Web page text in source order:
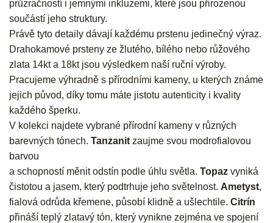
průzračností i jemnými inkluzemi, které jsou přirozenou
součástí jeho struktury.
Právě tyto detaily dávají každému prstenu jedinečný výraz.
Drahokamové prsteny ze žlutého, bílého nebo růžového
zlata 14kt a 18kt jsou výsledkem naší ruční výroby.
Pracujeme výhradně s přírodními kameny, u kterých známe
jejich původ, díky tomu máte jistotu autenticity i kvality
každého šperku.
V kolekci najdete vybrané přírodní kameny v různých
barevných tónech. Tanzanit zaujme svou modrofialovou
barvou
a schopností měnit odstín podle úhlu světla. Topaz vyniká
čistotou a jasem, který podtrhuje jeho světelnost. Ametyst,
fialová odrůda křemene, působí klidně a ušlechtile. Citrín
přináší teplý zlatavý tón, který vynikne zejména ve spojení